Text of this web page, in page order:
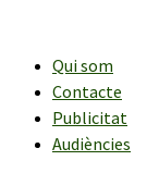
contingutQui som
Contacte
Publicitat
Audiències